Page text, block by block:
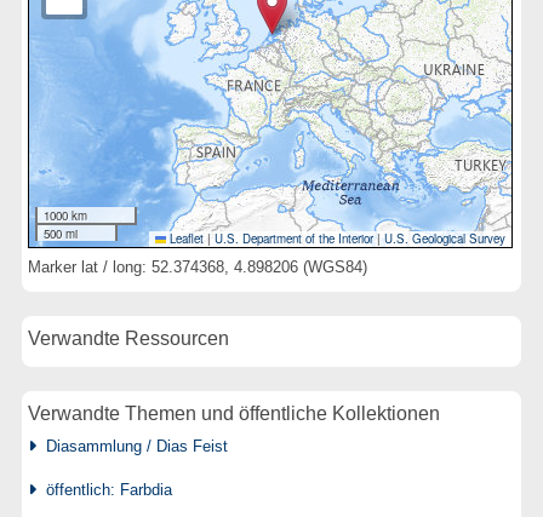
1000 km
500 mi
Leaflet | U.S. Department of the Interior|U.S. Geological Survey
Marker lat / long: 52.374368, 4.898206 (WGS84)
Verwandte Ressourcen
Verwandte Themen und öffentliche Kollektionen
Diasammlung / Dias Feist
öffentlich: Farbdia